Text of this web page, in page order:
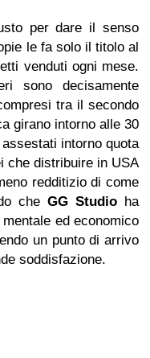
per dare il senso
le fa solo il titolo al
venduti ogni mese.
sono decisamente
tra il secondo
girano intorno alle 30
intorno quota
che distribuire in USA
redditizio di come
che GG Studioha
ed economico
un punto di arrivo
soddisfazione.